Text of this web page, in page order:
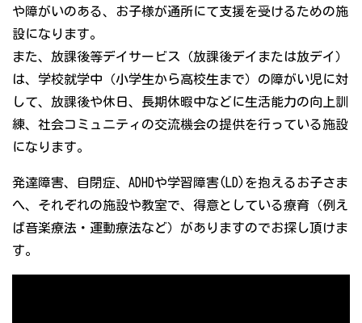
や障がいのある、お子様が通所にて支援を受けるための施
設になります。
また、放課後等デイサービス（放課後デイまたは放デイ）
は、学校就学中（小学生から高校生まで）の障がい児に対
して、放課後や休日、長期休暇中などに生活能力の向上訓
練、社会コミュニティの交流機会の提供を行っている施設
になります。
発達障害、自閉症、ADHDや学習障害(LD)を抱えるお子さま
へ、それぞれの施設や教室で、得意としている療育（例え
ば音楽療法・運動療法など）がありますのでお探し頂けま
す。